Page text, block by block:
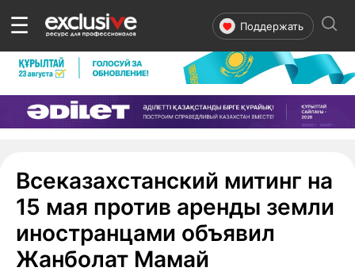
☰ Поддержать
Всеказахстанский митинг на
15 мая против аренды земли
иностранцами объявил
Жанболат Мамай